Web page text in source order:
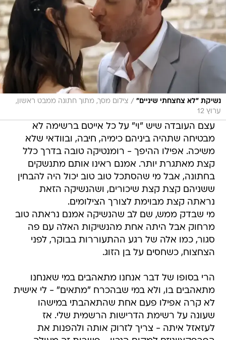
נשיקת "לא צחצחתי שיניים" / צילום מסך, מתוך חתונה ממבט ראשון,
ערוץ 12
עצם העובדה שיש "וי" על כל אייטם ברשימה לא
מבטיחה שתהיה ביניהם כימיה, חיבה, ובוודאי שלא
משיכה. אפילו ההיפך - רומנטיקה טובה בדרך כלל
קצת מאתגרת יותר. אמנם ראינו אותם מתנשקים
בחתונה, אבל מי שהסתכל טוב טוב יכול היה להבחין
ששניהם קצת קצת שיכורים, ושהנשיקה הזאת
נראתה קצת מבוימת לצורך הצילומים.
מי שבדק ממש, שם לב שהנשיקה אמנם נראתה טוב
מרחוק אבל היתה אחת מהנשיקות האלה עם פה
סגור, כמו אלה של רגע ההתעוררות בבוקר, לפני
הצחצוח, כשחסים על בן הזוג.
הרי בסופו של דבר אנחנו מתאהבים במי שאנחנו
מתאהבים בו, ולא במי שבהכרח "מתאים" - לי אישית
לא קרה אפילו פעם אחת שהתאהבתי במישהו
שעונה על רשימת הדרישות הרשמית שלי. אז
לעזאזל איתה - צריך לזרוק אותה ולהפנות את